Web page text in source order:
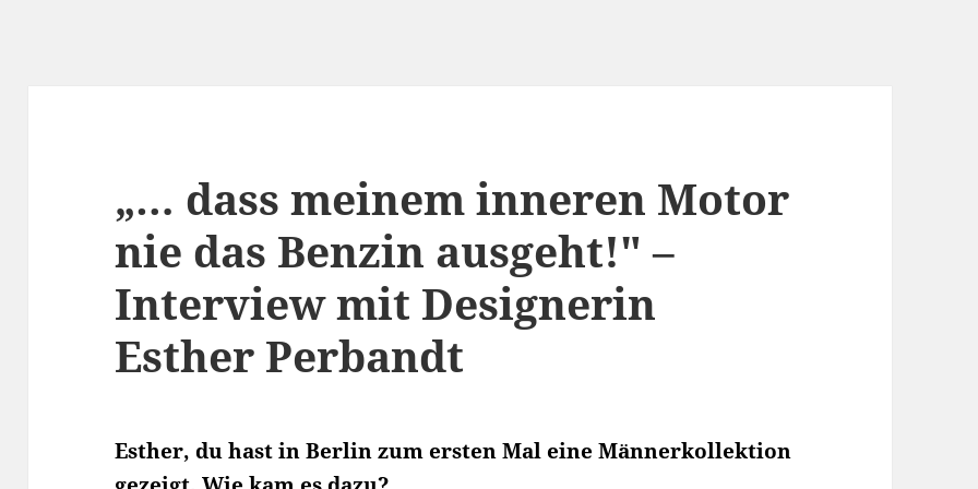
„… dass meinem inneren Motor
nie das Benzin ausgeht!" –
Interview mit Designerin
Esther Perbandt
Esther, du hast in Berlin zum ersten Mal eine Männerkollektion